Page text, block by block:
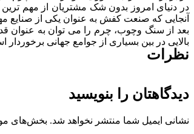
در دنیای امروز بدون شک مشتریان از مهم
آنجایی که صنعت کفش به عنوان یکی از
بعد از سنگ وچوب، چرم را می توان به عنوان
بالایی در بین بسیاری از جوامع جهانی برخوردار
نظرات
دیدگاهتان را بنویسید
نشانی ایمیل شما منتشر نخواهد شد. بخش‌های